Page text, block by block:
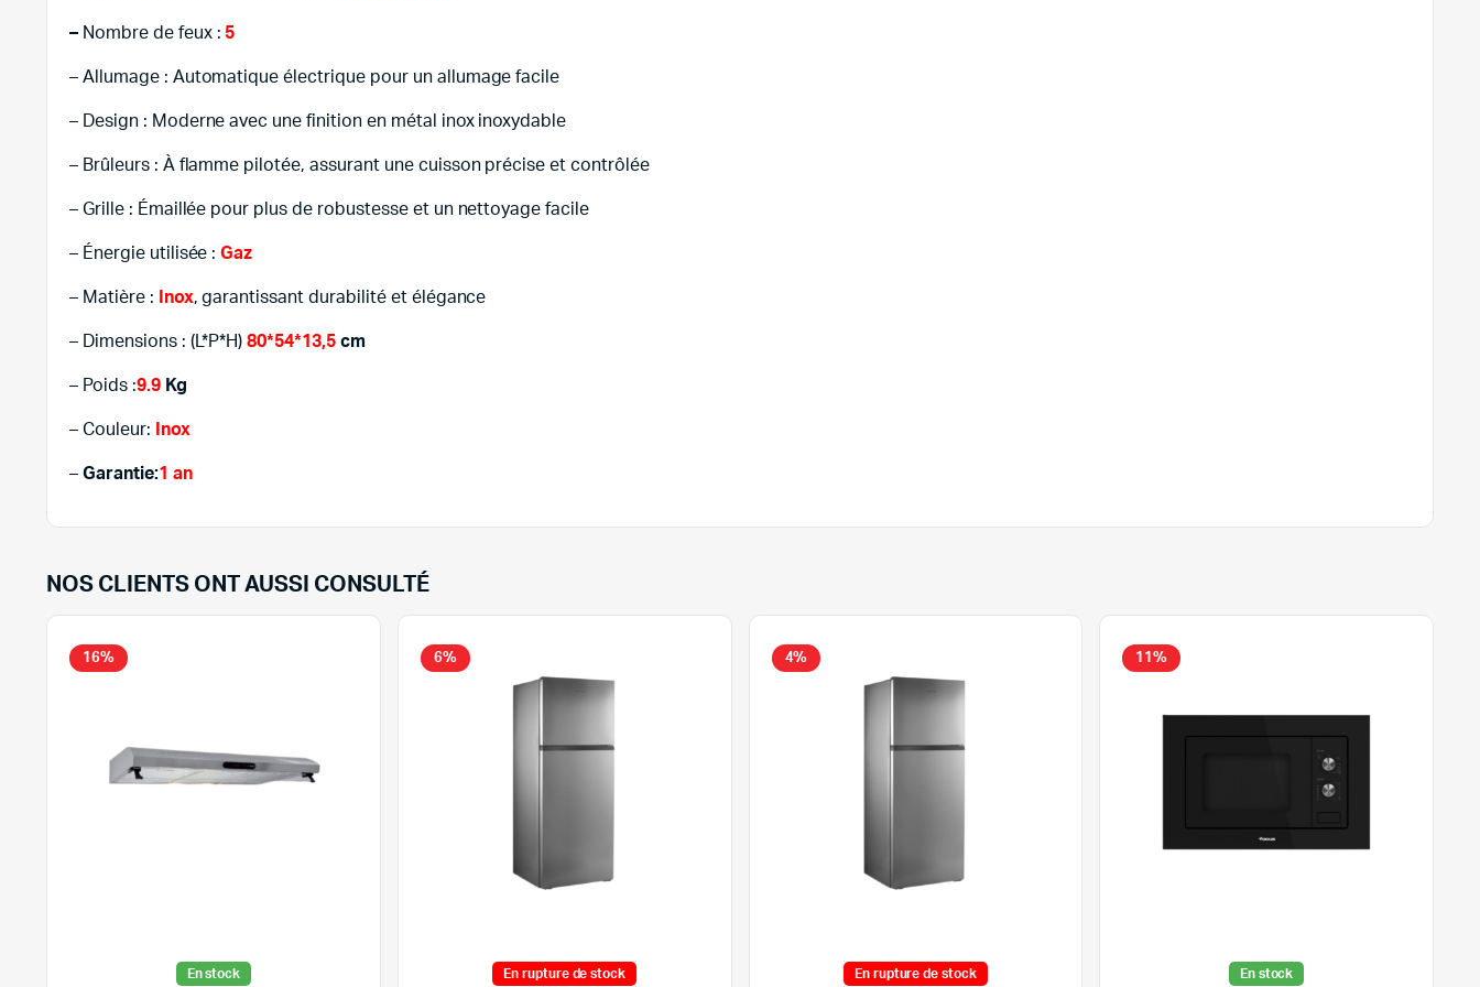
–Nombre de feux : 5
– Allumage : Automatique électrique pour un allumage facile
– Design : Moderne avec une finition en métal inox inoxydable
– Brûleurs : À flamme pilotée, assurant une cuisson précise et contrôlée
– Grille : Émaillée pour plus de robustesse et un nettoyage facile
– Énergie utilisée :Gaz
– Matière : Inox, garantissant durabilité et élégance
– Dimensions : (L*P*H)80*54*13,5 cm
– Poids :9.9 Kg
– Couleur: Inox
– Garantie:1 an
NOS CLIENTS ONT AUSSI CONSULTÉ
16%
En stock
6%
En rupture de stock
4%
En rupture de stock
11%
En stock